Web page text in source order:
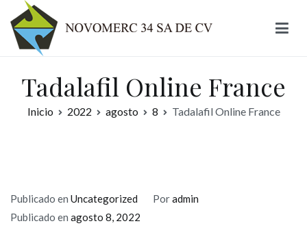
contenido
Tadalafil Online France
Inicio 2022 agosto 8 Tadalafil Online France
Publicado en Uncategorized Poradmin
Publicado en agosto 8, 2022